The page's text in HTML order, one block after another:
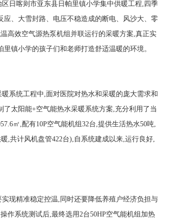
日喀则市亚东县日帕里镇小学集中供暖工程,四季
、大雪封路、电压不稳造成的断电、风沙大、零
高效空气源热泵机组并联运行的采暖方案,真正实
镇小学的孩子们和老师打造舒适温暖的环境。
统工程中,面对医院对热水和采暖的庞大需求和
太阳能+空气能热水采暖系统方案,充分利用了当
㎡,配有10P空气能机组32台,提供生活热水50吨,
,共计风机盘管422台),自系统建成以来,运行良好,
精准稳定控温,同时还要降低养殖户经济负担与
作系统测试后,最终选用2台50HP空气能机组加热